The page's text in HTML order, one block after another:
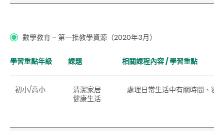
數學教育 – 第一批教學資源（2020年3月）
學習重點年級 課題 相關課程內容 / 學習重點
初小/高小
清潔家居
健康生活
處理日常生活中有關時間、容